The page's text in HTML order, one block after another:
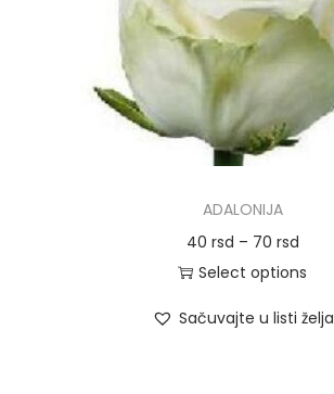
o
n
ADALONIJA
40 rsd – 70 rsd
Select options
Sačuvajte u listi želja